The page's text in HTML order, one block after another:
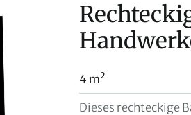
4 m²
Dieses rechteckige